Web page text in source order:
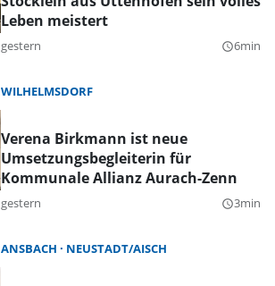
Leben meistert
gestern query_builder6min
WILHELMSDORF
Verena Birkmann ist neue
Umsetzungsbegleiterin für
Kommunale Allianz Aurach-Zenn
gestern query_builder3min
ANSBACH NEUSTADT/AISCH